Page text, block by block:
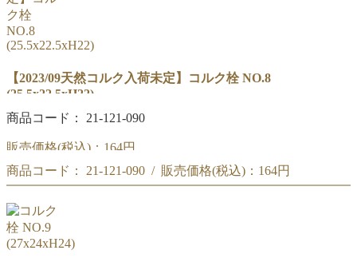
【2023/09天然コルク入荷未定】コルク栓 NO.8
(25.5x22.5xH22)
商品コード： 21-121-090
販売価格(税込)： 164円
コルク栓 NO.8
商品コード： 21-121-090 / 販売価格(税込)： 164円
コルク栓 NO.8
(25.5x22xH24)